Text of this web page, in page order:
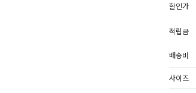
할인가
적립금
배송비
사이즈